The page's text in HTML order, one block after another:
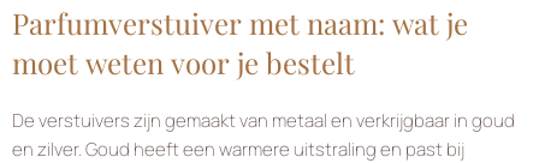
Parfumverstuiver met naam: wat je
moet weten voor je bestelt
De verstuivers zijn gemaakt van metaal en verkrijgbaar in goud
en zilver. Goud heeft een warmere uitstraling en past bij